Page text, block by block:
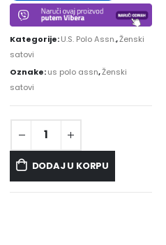
Kategorije:U.S. Polo Assn.,Ženski
satovi
Oznake:us polo assn,Ženski
satovi
DODAJ U KORPU